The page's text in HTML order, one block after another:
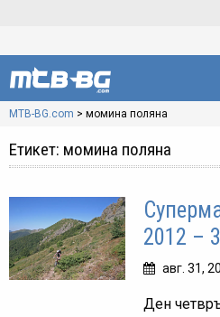
MTB-BG.com > момина поляна
Етикет: момина поляна
2012 –
авг. 31,
Ден